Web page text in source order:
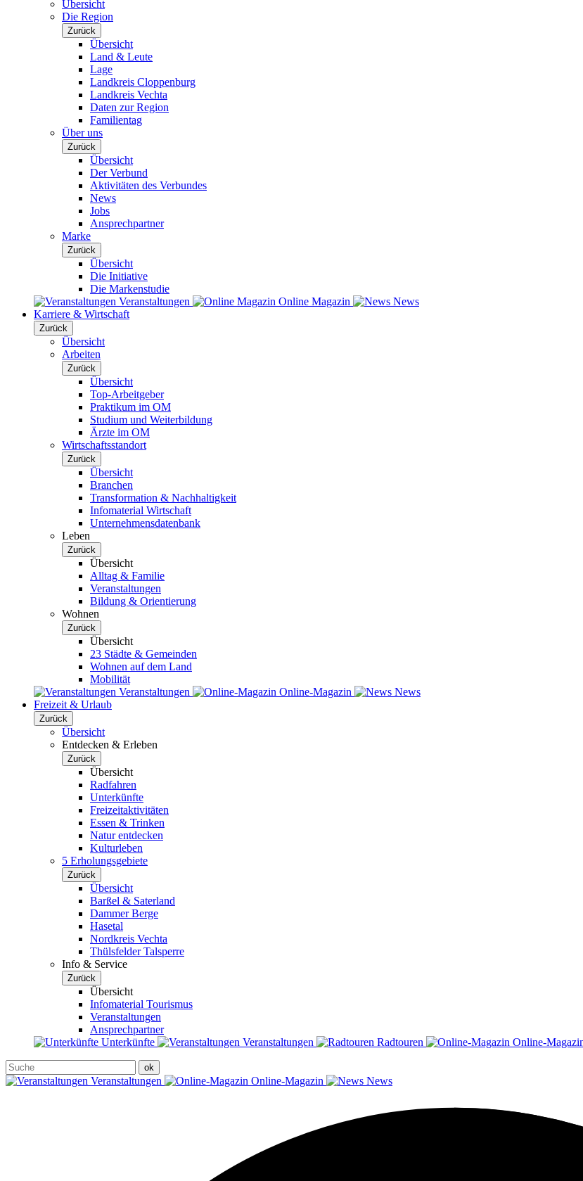
Übersicht
Die Region
Zurück
Übersicht
Land & Leute
Lage
Landkreis Cloppenburg
Landkreis Vechta
Daten zur Region
Familientag
Über uns
Zurück
Übersicht
Der Verbund
Aktivitäten des Verbundes
News
Jobs
Ansprechpartner
Marke
Zurück
Übersicht
Die Initiative
Die Markenstudie
Veranstaltungen
Online Magazin
News
Karriere & Wirtschaft
Zurück
Übersicht
Arbeiten
Zurück
Übersicht
Top-Arbeitgeber
Praktikum im OM
Studium und Weiterbildung
Ärzte im OM
Wirtschaftsstandort
Zurück
Übersicht
Branchen
Transformation & Nachhaltigkeit
Infomaterial Wirtschaft
Unternehmensdatenbank
Leben
Zurück
Übersicht
Alltag & Familie
Veranstaltungen
Bildung & Orientierung
Wohnen
Zurück
Übersicht
23 Städte & Gemeinden
Wohnen auf dem Land
Mobilität
Veranstaltungen
Online-Magazin
News
Freizeit & Urlaub
Zurück
Übersicht
Entdecken & Erleben
Zurück
Übersicht
Radfahren
Unterkünfte
Freizeitaktivitäten
Essen & Trinken
Natur entdecken
Kulturleben
5 Erholungsgebiete
Zurück
Übersicht
Barßel & Saterland
Dammer Berge
Hasetal
Nordkreis Vechta
Thülsfelder Talsperre
Info & Service
Zurück
Übersicht
Infomaterial Tourismus
Veranstaltungen
Ansprechpartner
Unterkünfte
Veranstaltungen Radtouren Online-
Veranstaltungen Online-Magazin News